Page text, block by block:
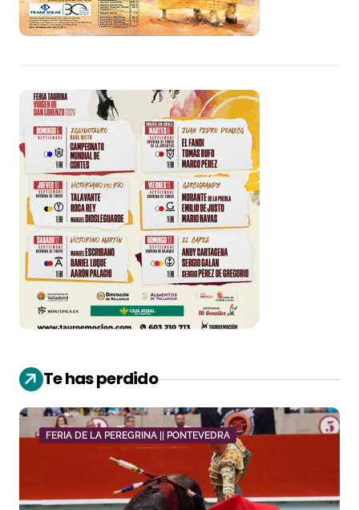
Te has perdido
FERIA DE LA PEREGRINA || PONTEVEDRA